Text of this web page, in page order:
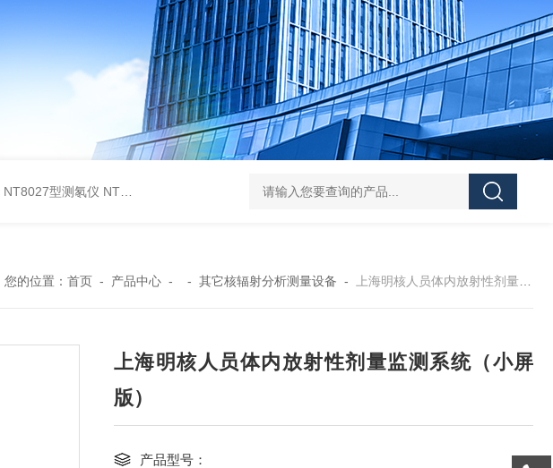
NT8027型测氡仪 NT8260型测氡仪(泵吸闪烁室法） NT6103-W智能在线式辐射监测系统 N3025型
您的位置： 首页- 产品中心- - 其它核辐射分析测量设备 - 上海明核人员体内放射性剂量监测系统（小屏版）
上海明核人员体内放射性剂量监测系统（小屏
版）
产品型号：